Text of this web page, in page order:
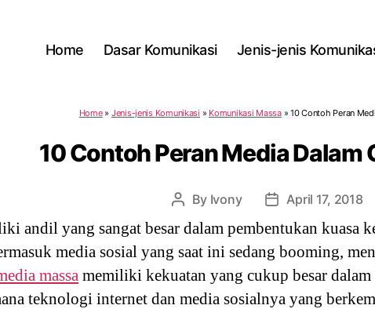
Home Dasar Komunikasi Jenis-jenis
Home» Jenis-jenis Komunikasi » Komunikasi Massa»10 Contoh Peran
10 Contoh Peran Media Dalam
Post
author
By Ivony
Post
date
April 17, 2018
andil yang sangat besar dalam pembentukan kuasa
media sosial yang saat ini sedang booming,
massa memiliki kekuatan yang cukup besar
teknologi internet dan media sosialnya yang